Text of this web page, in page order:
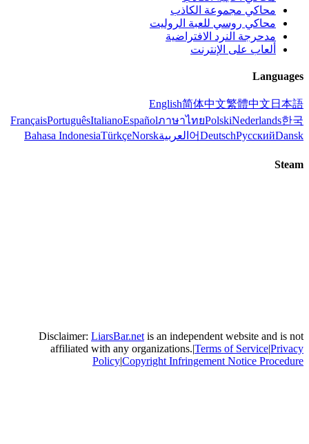
FrançaisPortuguêsItalianoEspañolภา
Bahasa IndonesiaTürkçeNorsk
Disclaimer:LiarsBar.netis an
affiliated with any
Policy|Copyright